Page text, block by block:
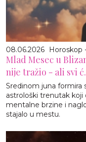
08.06.2026 Horoskop
Mlad Mesec u
nije tražio - ali svi
Sredinom juna formira
astrološki trenutak koji
mentalne brzine i
stajalo u mestu.